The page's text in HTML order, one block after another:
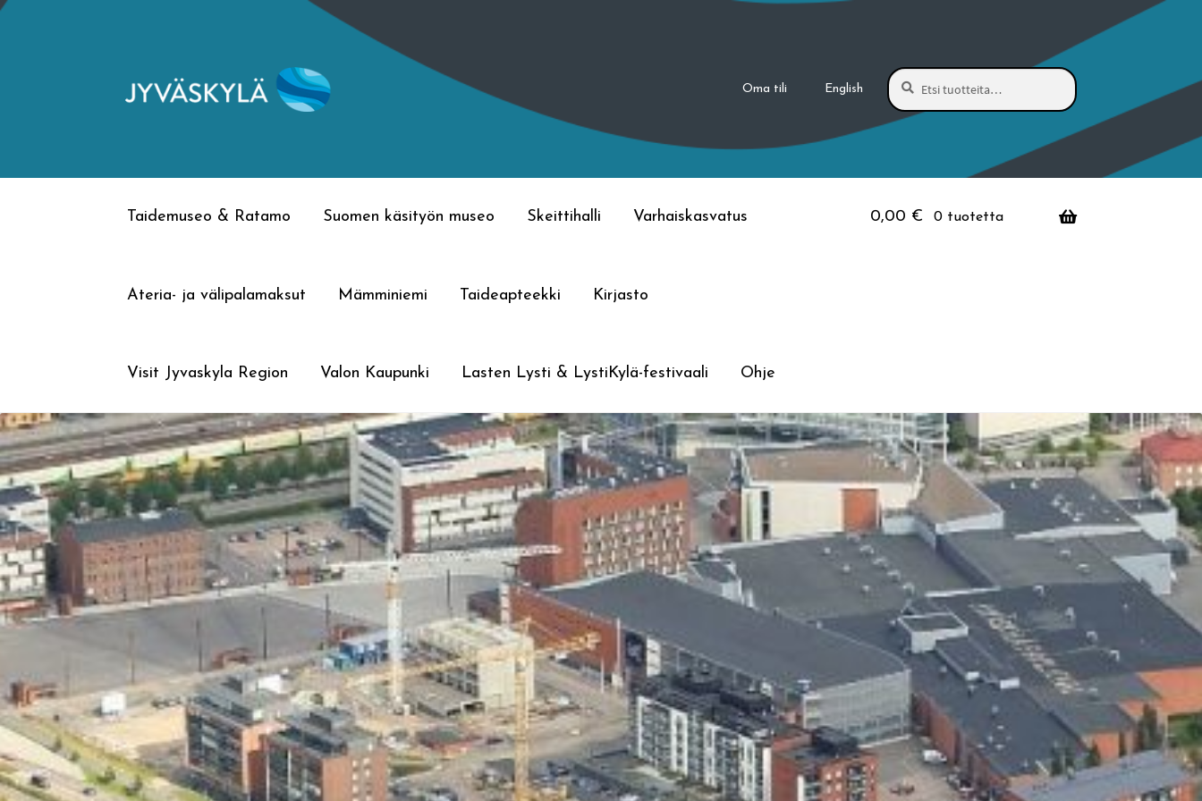
Siirry
Siirry
Oma tili English
Etsi:
Haku
Taidemuseo & Ratamo Suomen käsityön museo Skeittihalli Varhaiskasvatus
Ateria- ja välipalamaksut Mämminiemi Taideapteekki Kirjasto
Visit Jyvaskyla Region Valon Kaupunki Lasten Lysti & LystiKylä-festivaali Ohje
0,00 € 0 tuotetta